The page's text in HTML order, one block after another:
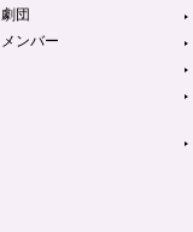
団
ンバー